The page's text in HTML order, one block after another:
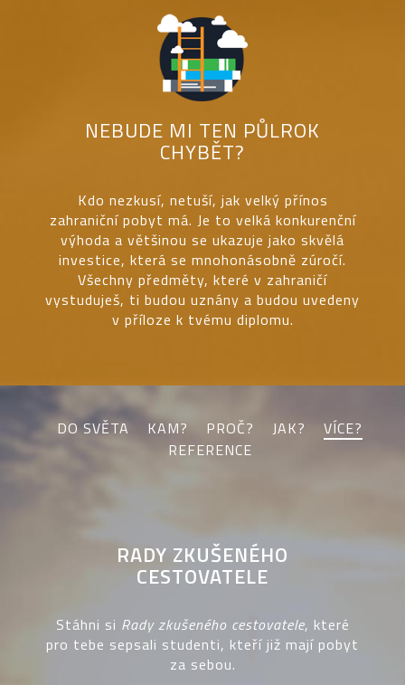
NEBUDE MI TEN PŮLROK
CHYBĚT?
Kdo nezkusí, netuší, jak velký přínos
zahraniční pobyt má. Je to velká konkurenční
výhoda a většinou se ukazuje jako skvělá
investice, která se mnohonásobně zúročí.
Všechny předměty, které v zahraničí
vystuduješ, ti budou uznány a budou uvedeny
v příloze k tvému diplomu.
DO SVĚTA KAM? PROČ? JAK?
VÍCE?
REFERENCE
RADY ZKUŠENÉHO
CESTOVATELE
Stáhni si Rady zkušeného cestovatele, které
pro tebe sepsali studenti, kteří již mají pobyt
za sebou.